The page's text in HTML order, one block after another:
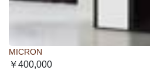
MICRON
￥400,000